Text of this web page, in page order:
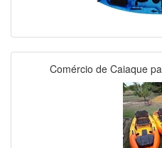
Comércio de Caiaque